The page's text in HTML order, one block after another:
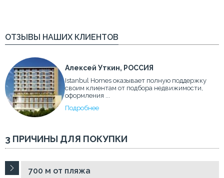
ОТЗЫВЫ НАШИХ КЛИЕНТОВ
Алексей Уткин, РОССИЯ
Istanbul Homes оказывает полную поддержку
своим клиентам от подбора недвижимости,
оформления ...
Подробнее
3 ПРИЧИНЫ ДЛЯ ПОКУПКИ
700 м от пляжа